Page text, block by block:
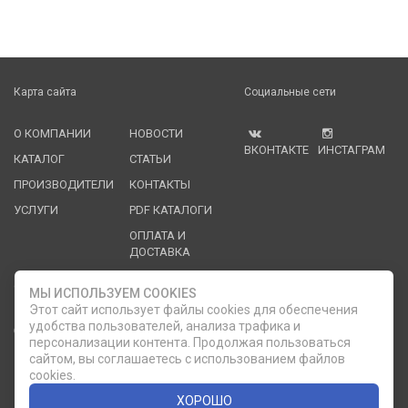
Карта сайта
О КОМПАНИИ
КАТАЛОГ
ПРОИЗВОДИТЕЛИ
УСЛУГИ
НОВОСТИ
СТАТЬИ
КОНТАКТЫ
PDF КАТАЛОГИ
ОПЛАТА И
ДОСТАВКА
Социальные сети
ВКОНТАКТЕ ИНСТАГРАМ
Служба клиентской поддержки
ОБРАТНЫЙ ЗВОНОК phone
8 (812) 335-21-16
8 (812) 335-21-17 7 (911) 947-43-48
МЫ ИСПОЛЬЗУЕМ COOKIES
Этот сайт использует файлы cookies для обеспечения
удобства пользователей, анализа трафика и
персонализации контента. Продолжая пользоваться
сайтом, вы соглашаетесь с использованием файлов
cookies.
ХОРОШО